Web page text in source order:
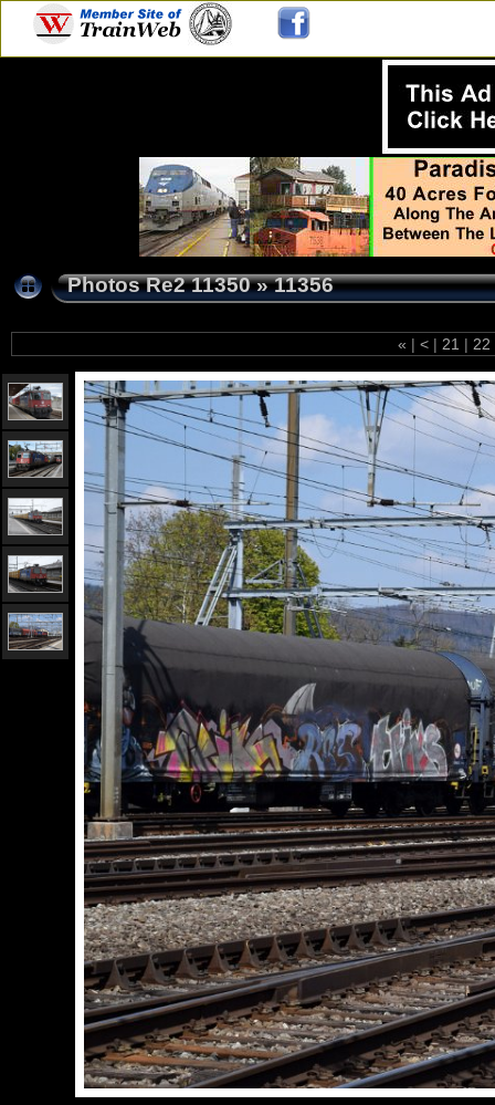
Photos Re2 11350»11356
« | < | 21 | 22